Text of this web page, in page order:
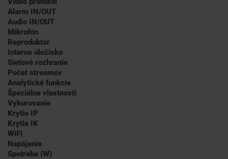
Alarm IN/OUT
Audio IN/OUT
Mikrofón
Reproduktor
Interne úložisko
Sieťové rozhranie
Počet streamov
Analytické funkcie
Špeciálne vlastnosti
Vykurovanie
Krytie IP
Krytie IK
WiFi
Napájanie
Spotreba (W)